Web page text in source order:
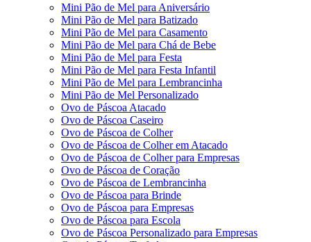
Mini Pão de Mel para Aniversário
Mini Pão de Mel para Batizado
Mini Pão de Mel para Casamento
Mini Pão de Mel para Chá de Bebe
Mini Pão de Mel para Festa
Mini Pão de Mel para Festa Infantil
Mini Pão de Mel para Lembrancinha
Mini Pão de Mel Personalizado
Ovo de Páscoa Atacado
Ovo de Páscoa Caseiro
Ovo de Páscoa de Colher
Ovo de Páscoa de Colher em Atacado
Ovo de Páscoa de Colher para Empresas
Ovo de Páscoa de Coração
Ovo de Páscoa de Lembrancinha
Ovo de Páscoa para Brinde
Ovo de Páscoa para Empresas
Ovo de Páscoa para Escola
Ovo de Páscoa Personalizado para Empresas